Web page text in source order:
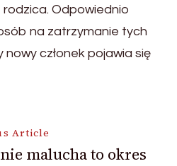
Odpowiednio
na zatrzymanie tych
członek pojawia się
Article
malucha to okres